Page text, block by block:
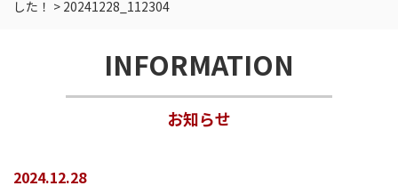
した！ > 20241228_112304
INFORMATION
お知らせ
2024.12.28